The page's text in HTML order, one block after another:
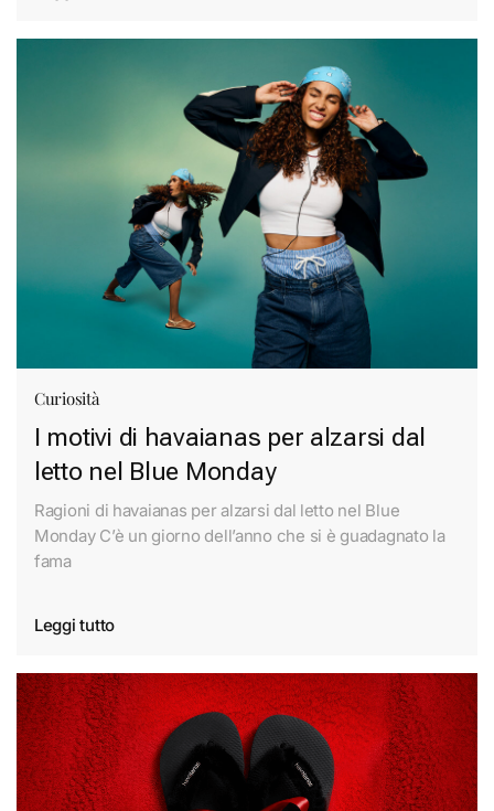
Curiosità
I motivi di havaianas per alzarsi dal
letto nel Blue Monday
Ragioni di havaianas per alzarsi dal letto nel Blue
Monday C’è un giorno dell’anno che si è guadagnato la
fama
Leggi tutto